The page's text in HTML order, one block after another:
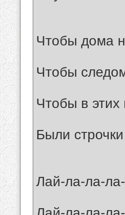
Чтобы дома
Чтобы
Чтобы в
Были
Лай-ла-ла-